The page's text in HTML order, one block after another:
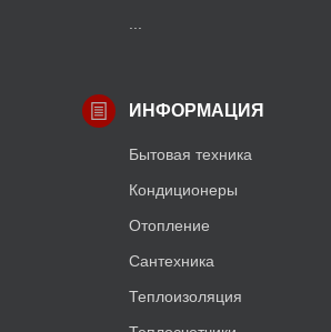
ИНФОРМАЦИЯ
Бытовая техника
Кондиционеры
Отопление
Сантехника
Теплоизоляция